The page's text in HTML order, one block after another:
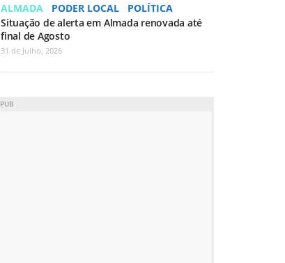
ALMADA PODER LOCAL
POLÍTICA
Situação de alerta em Almada renovada até
final de Agosto
31 de Julho, 2026
PUB